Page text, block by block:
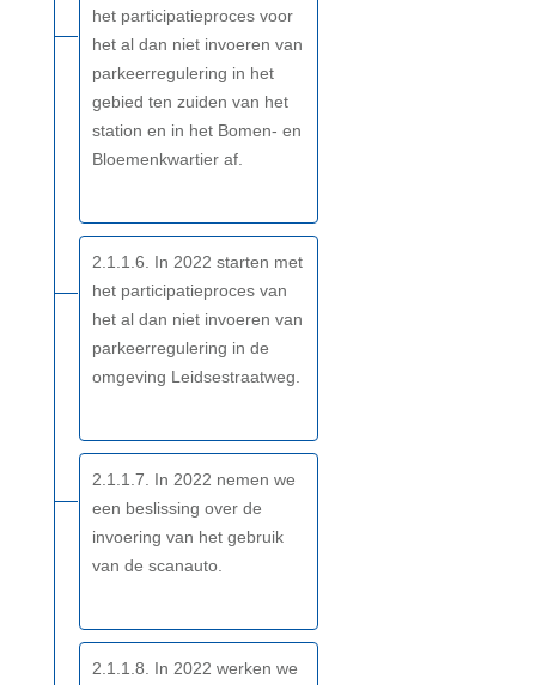
het participatieproces voor
het al dan niet invoeren van
parkeerregulering in het
gebied ten zuiden van het
station en in het Bomen- en
Bloemenkwartier af.
2.1.1.6. In 2022 starten met
het participatieproces van
het al dan niet invoeren van
parkeerregulering in de
omgeving Leidsestraatweg.
2.1.1.7. In 2022 nemen we
een beslissing over de
invoering van het gebruik
van de scanauto.
2.1.1.8. In 2022 werken we